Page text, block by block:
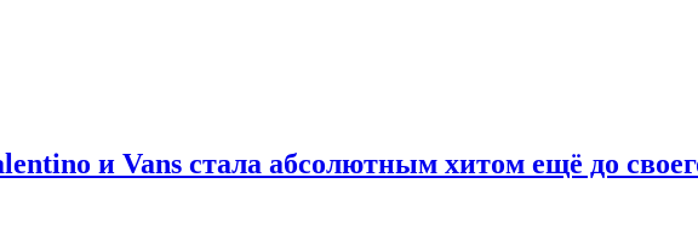
и Vans стала абсолютным хитом ещё до